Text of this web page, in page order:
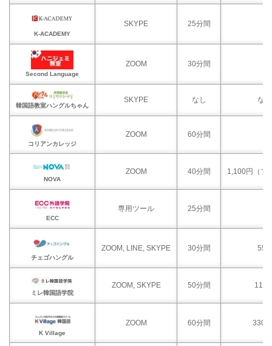
K-ACADEMY
SKYPE 25分間
Second Language
ZOOM 30分間
韓国語教室ハングルちゃん
SKYPE なし な
コリアンカレッジ
ZOOM 60分間
NOVA
ZOOM 40分間 1,100円（フ
ECC
専用ツール 25分間
チェゴハングル
ZOOM, LINE, SKYPE 30分間
ミレ韓国語学院
ZOOM, SKYPE 50分間
K Village
ZOOM 60分間 3300